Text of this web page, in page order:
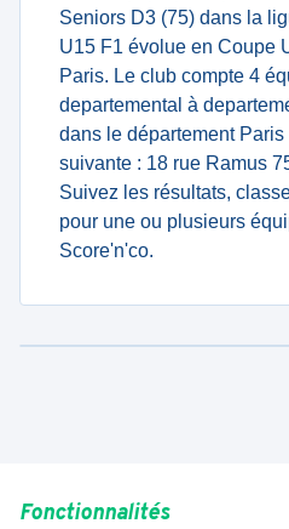
Seniors D3 (75) dans la
U15 F1 évolue en Coupe
Paris. Le club compte 4
departemental à
dans le département
suivante : 18 rue Ramus
Suivez les résultats,
pour une ou plusieurs
Score'n'co.
Fonctionnalités